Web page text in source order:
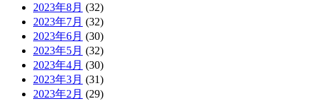
2023年8月 (32)
2023年7月 (32)
2023年6月 (30)
2023年5月 (32)
2023年4月 (30)
2023年3月 (31)
2023年2月 (29)